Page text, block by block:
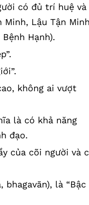
có đủ trí huệ và
Minh, Lậu Tận
Hạnh).
không ai vượt
là có khả năng
đạo.
của cõi người và
là “Bậc